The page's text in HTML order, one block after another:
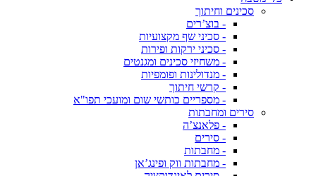
סכינים וחיתוך
- בוצ’רים
- סכיני שף מקצועיות
- סכיני ירקות ופירות
- משחיזי סכינים ומגנטים
- מנדולינות ופומפיות
- קרשי חיתוך
- מספריים כותשי שום ומועכי תפו"א
סירים ומחבתות
- פלאנצ’ה
- סירים
- מחבתות
- מחבתות ווק ופינג’אן